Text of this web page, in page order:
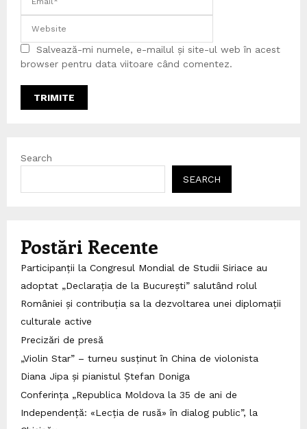
Salvează-mi numele, e-mailul și site-ul web în acest
browser pentru data viitoare când comentez.
Search
SEARCH
Postări Recente
Participanții la Congresul Mondial de Studii Siriace au
adoptat „Declarația de la București” salutând rolul
României și contribuția sa la dezvoltarea unei diplomații
culturale active
Precizări de presă
„Violin Star” – turneu susținut în China de violonista
Diana Jipa și pianistul Ștefan Doniga
Conferința „Republica Moldova la 35 de ani de
Independență: «Lecția de rusă» în dialog public”, la